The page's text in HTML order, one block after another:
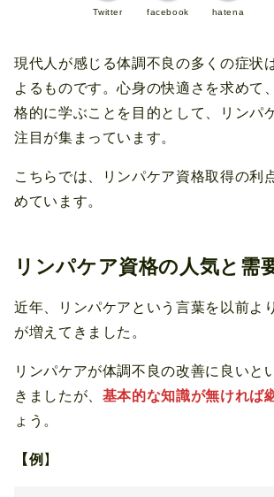
Twitter facebook hatena
現代人が感じる体調不良の多くの症状
よるものです。心身の快適さを求めて
格的に学ぶことを目的として、リンパ
注目が集まっています。
こちらでは、リンパケア資格取得の利
めています。
リンパケア資格の人気と需
近年、リンパケアという言葉を以前よ
が増えてきました。
リンパケアが体調不良の改善に良いと
きましたが、 基本的な知識が無ければ
ょう。
【例 】